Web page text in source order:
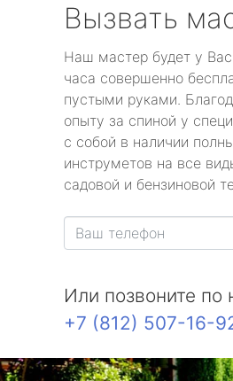
Вызвать
Наш мастер будет у
часа совершенно
пустыми руками.
опыту за спиной у
с собой в наличии
инструметов на все
садовой и бензиновой
Или позвоните по
+7 (812) 507-16-